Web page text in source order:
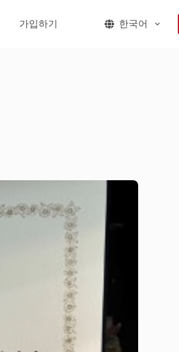
가입하기 한국어